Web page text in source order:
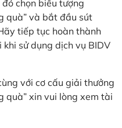
chọn biểu tượng
quà” và bắt đầu sút
tiếp tục hoàn thành
sử dụng dịch vụ BIDV
với cơ cấu giải thưởng
quà” xin vui lòng xem tài